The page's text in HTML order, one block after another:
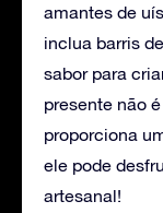
amantes de
inclua barris
sabor para
presente não
proporciona
ele pode
artesanal!